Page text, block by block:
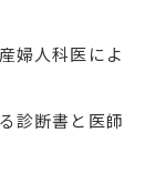
婦人科医によ
診断書と医師